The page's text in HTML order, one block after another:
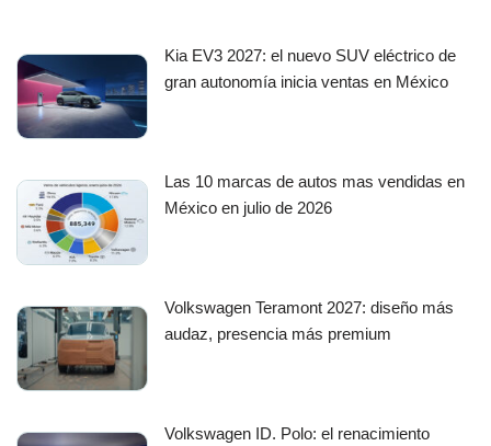
Kia EV3 2027: el nuevo SUV eléctrico de
gran autonomía inicia ventas en México
Las 10 marcas de autos mas vendidas en
México en julio de 2026
Volkswagen Teramont 2027: diseño más
audaz, presencia más premium
Volkswagen ID. Polo: el renacimiento